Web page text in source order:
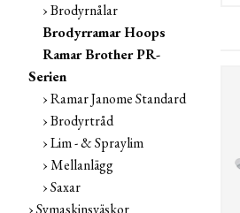
Brodyrnålar
Brodyrramar Hoops
Ramar Brother PR-
Serien
Ramar Janome Standard
Brodyrtråd
Lim - & Spraylim
Mellanlägg
Saxar
Symaskinsväskor